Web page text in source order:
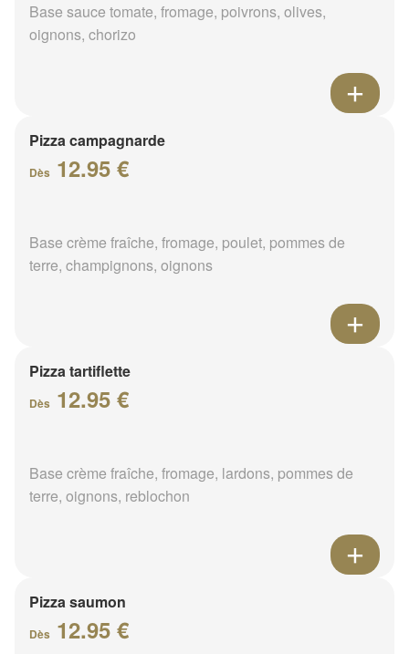
Base sauce tomate, fromage, poivrons, olives,
oignons, chorizo
Pizza campagnarde
Dès 12.95 €
Base crème fraîche, fromage, poulet, pommes de
terre, champignons, oignons
Pizza tartiflette
Dès 12.95 €
Base crème fraîche, fromage, lardons, pommes de
terre, oignons, reblochon
Pizza saumon
Dès 12.95 €